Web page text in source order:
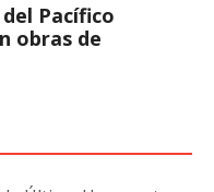
Pacífico
obras de